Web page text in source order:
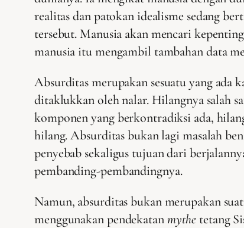
realitas dan patokan idealisme sedang
tersebut. Manusia akan mencari
manusia itu mengambil tambahan data
Absurditas merupakan sesuatu yang
ditaklukkan oleh nalar. Hilangnya salah
komponen yang berkontradiksi ada,
hilang. Absurditas bukan lagi masalah
penyebab sekaligus tujuan dari
pembanding-pembandingnya.
Namun, absurditas bukan merupakan
menggunakan pendekatanmythe tetang